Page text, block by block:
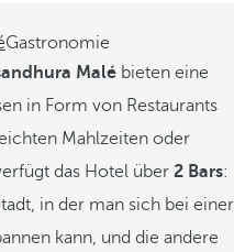
Gastronomie
Malé bieten eine
in Form von Restaurants
Mahlzeiten oder
das Hotel über 2 Bars:
in der man sich bei einer
kann, und die andere